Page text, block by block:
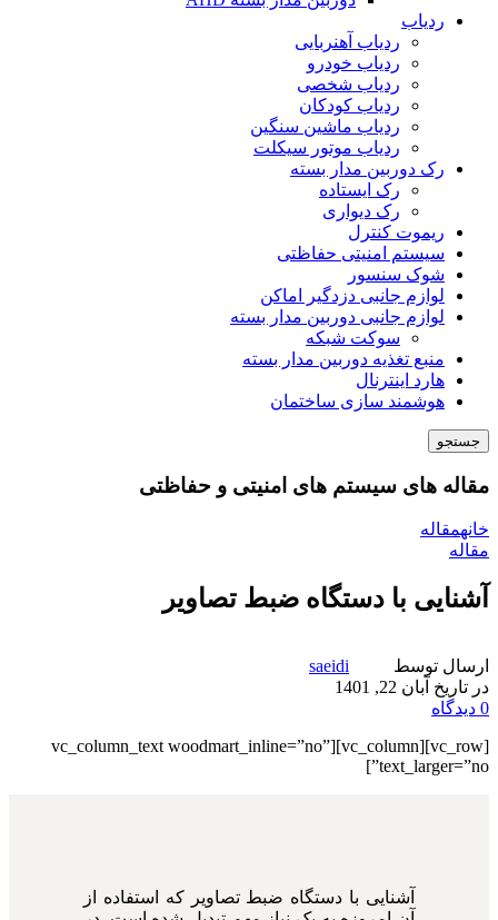
ردیاب
ردیاب آهنربایی
ردیاب خودرو
ردیاب شخصی
ردیاب کودکان
ردیاب ماشین سنگین
ردیاب موتور سیکلت
رک دوربین مدار بسته
رک ایستاده
رک دیواری
ریموت کنترل
سیستم امنیتی حفاظتی
شوک سنسور
لوازم جانبی دزدگیر اماکن
لوازم جانبی دوربین مدار بسته
سوکت شبکه
منبع تغذیه دوربین مدار بسته
هارد اینترنال
هوشمند سازی ساختمان
جستجو
مقاله های سیستم های امنیتی و حفاظتی
خانهمقاله
مقاله
آشنایی با دستگاه ضبط تصاویر
ارسال توسط
saeidi
در تاریخ آبان 22, 1401
0 دیدگاه
[vc_row][vc_column][vc_column_text woodmart_inline=”no”
text_larger=”no”]
آشنایی با دستگاه ضبط تصاویر که استفاده از